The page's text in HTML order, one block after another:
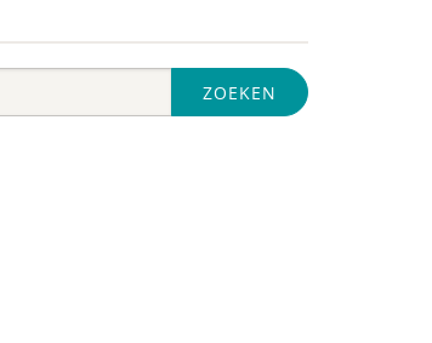
ZOEKEN